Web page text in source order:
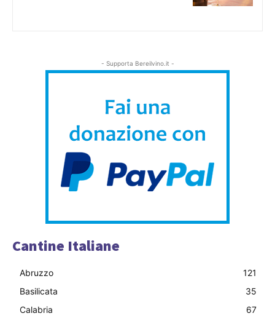
- Supporta Bereilvino.it -
Cantine Italiane
Abruzzo
121
Basilicata
35
Calabria
67